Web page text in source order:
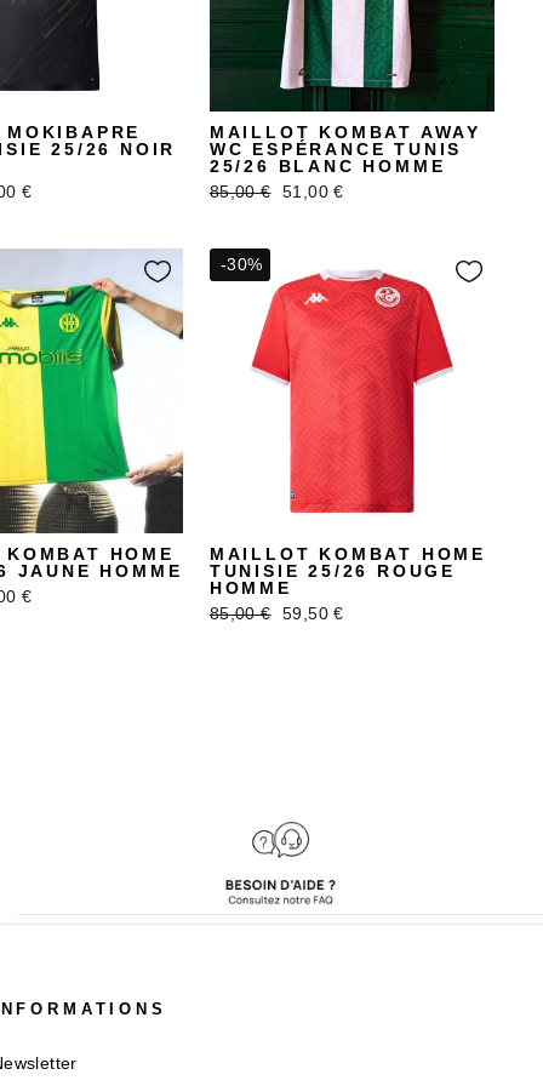
25/26 NOIR
€
MAILLOT KOMBAT AWAY
WC ESPÉRANCE TUNIS
25/26 BLANC HOMME
Prix
85,00 €
Prix
51,00 €
HOME
JAUNE HOMME
€
-30%
MAILLOT KOMBAT HOME
TUNISIE 25/26 ROUGE
HOMME
Prix
85,00 €
Prix
59,50 €